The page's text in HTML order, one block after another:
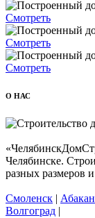
Смотреть
Смотреть
Смотреть
О НАС
Челябинске.
разных размеров
Смоленск | Абакан
Волгоград |